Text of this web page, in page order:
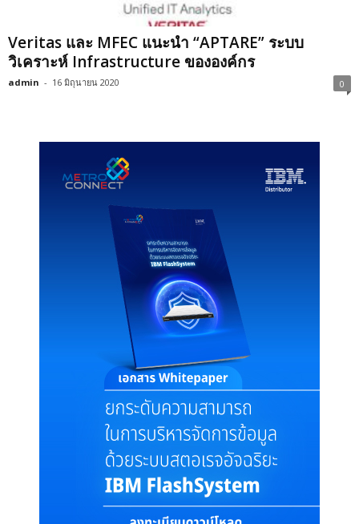
Veritas และ MFEC แนะนำ “APTARE” ระบบ
วิเคราะห์ Infrastructure ขององค์กร
admin - 16 มิถุนายน 2020 0